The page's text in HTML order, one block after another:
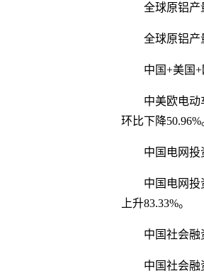
全球原铝产
全球原铝产
中国+美国
中美欧电动
环比下降50.96%
中国电网投
中国电网投
上升83.33%。
中国社会融
中国社会融